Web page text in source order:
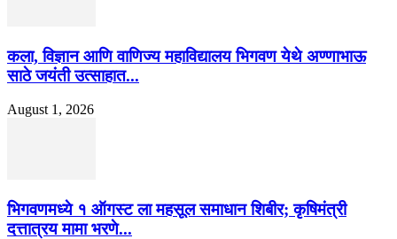
कला, विज्ञान आणि वाणिज्य महाविद्यालय भिगवण येथे अण्णाभाऊ
साठे जयंती उत्साहात...
August 1, 2026
भिगवणमध्ये १ ऑगस्ट ला महसूल समाधान शिबीर; कृषिमंत्री
दत्तात्रय मामा भरणे...